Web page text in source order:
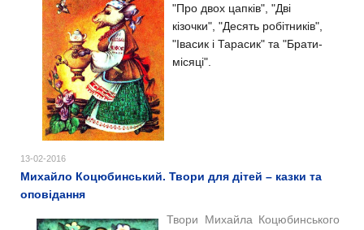
"Про двох цапків", "Дві
кізочки", "Десять робітників",
"Івасик і Тарасик" та "Брати-
місяці".
13-02-2016
Михайло Коцюбинський. Твори для дітей – казки та
оповідання
Твори Михайла Коцюбинського